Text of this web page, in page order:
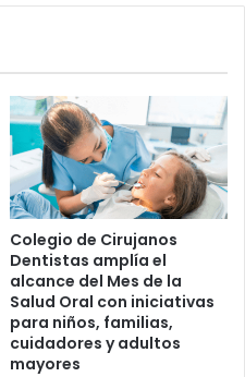
Colegio de Cirujanos
Dentistas amplía el
alcance del Mes de la
Salud Oral con iniciativas
para niños, familias,
cuidadores y adultos
mayores